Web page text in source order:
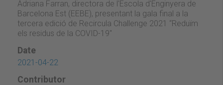
Adriana Farran, directora de l'Escola d'Enginyera de
Barcelona Est (EEBE), presentant la gala final a la
tercera edició de Recircula Challenge 2021 “Reduïm
els residus de la COVID-19"
Date
2021-04-22
Contributor